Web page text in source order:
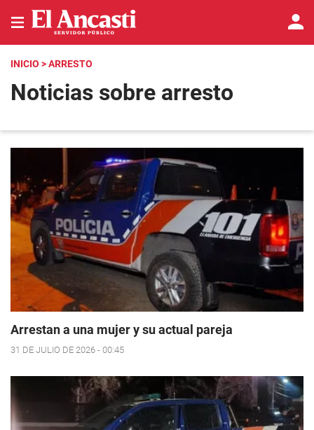
INICIO > ARRESTO
Noticias sobre arresto
Arrestan a una mujer y su actual pareja
31 DE JULIO DE 2026 - 00:45